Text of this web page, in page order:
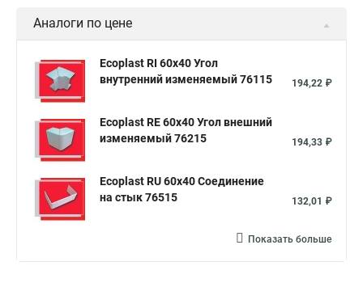
Аналоги по цене
Ecoplast RI 60х40 Угол
внутренний изменяемый 76115
194,22 ₽
Ecoplast RE 60х40 Угол внешний
изменяемый 76215
194,33 ₽
Ecoplast RU 60х40 Cоединение
на стык 76515
132,01 ₽
Показать больше